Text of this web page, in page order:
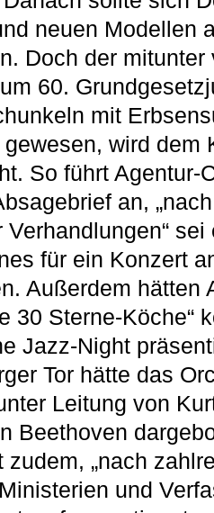
neuen Modellen
Doch der mitunter
60.
mit
wird dem
So führt Agentur-
an,
Verhandlungen“
für ein Konzert
Außerdem hätten
30 Sterne-Köche“
Jazz-Night
Tor hätte das
Leitung von
Beethoven
zudem, „nach
und